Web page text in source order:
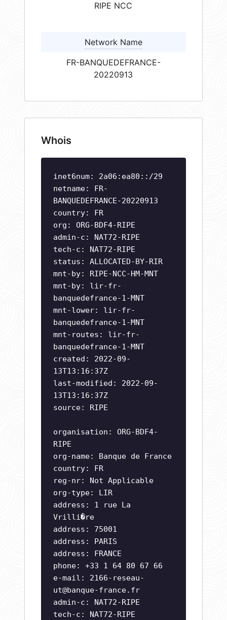
RIPE NCC
Network Name
FR-BANQUEDEFRANCE-
20220913
Whois
inet6num: 2a06:ea80::/29
netname: FR-
BANQUEDEFRANCE-20220913
country: FR
org: ORG-BDF4-RIPE
admin-c: NAT72-RIPE
tech-c: NAT72-RIPE
status: ALLOCATED-BY-RIR
mnt-by: RIPE-NCC-HM-MNT
mnt-by: lir-fr-
banquedefrance-1-MNT
mnt-lower: lir-fr-
banquedefrance-1-MNT
mnt-routes: lir-fr-
banquedefrance-1-MNT
created: 2022-09-
13T13:16:37Z
last-modified: 2022-09-
13T13:16:37Z
source: RIPE
organisation: ORG-BDF4-
RIPE
org-name: Banque de France
country: FR
reg-nr: Not Applicable
org-type: LIR
address: 1 rue La
Vrilli�re
address: 75001
address: PARIS
address: FRANCE
phone: +33 1 64 80 67 66
e-mail: 2166-reseau-
ut@banque-france.fr
admin-c: NAT72-RIPE
tech-c: NAT72-RIPE